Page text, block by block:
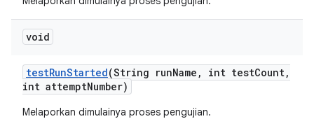
void
testRunStarted(String runName , int testCount,
int attemptNumber)
Melaporkan dimulainya proses pengujian.